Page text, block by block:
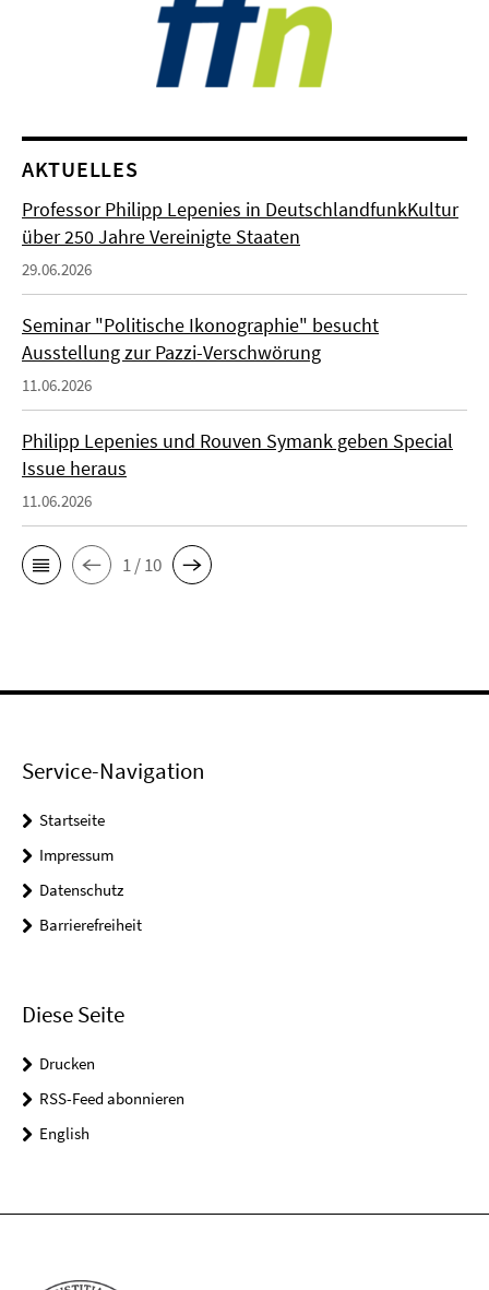
AKTUELLES
Professor Philipp Lepenies in DeutschlandfunkKultur
über 250 Jahre Vereinigte Staaten
29.06.2026
Seminar "Politische Ikonographie" besucht
Ausstellung zur Pazzi-Verschwörung
11.06.2026
Philipp Lepenies und Rouven Symank geben Special
Issue heraus
11.06.2026
1 / 10
Service-Navigation
Startseite
Impressum
Datenschutz
Barrierefreiheit
Diese Seite
Drucken
RSS-Feed abonnieren
English